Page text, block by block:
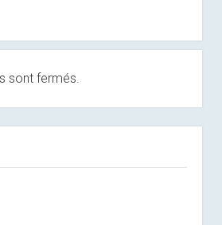
sont fermés.